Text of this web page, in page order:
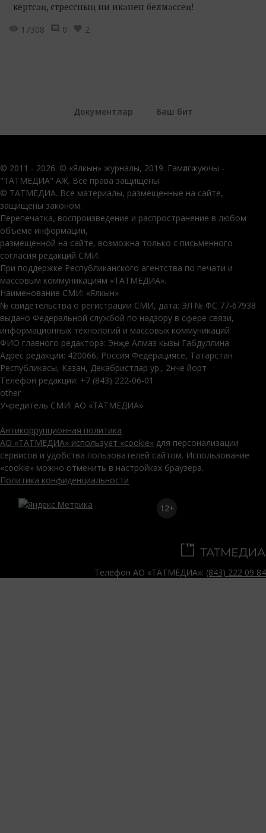
кертсәң, стрессның ни икәнен белмәссең!
17308
0 2
Документлар Баш бит
© 2011 - 2026. © «Ялкын» журналы, 2019. Гамәлгә куючы -
"ТАТМЕДИА" АҖ. Все права защищены.
© ТАТМЕДИА. Все материалы, размещенные на сайте,
защищены законом.
Перепечатка, воспроизведение и распространение в любом
объеме информации,
размещенной на сайте, возможна только с письменного
согласия редакций СМИ.
При поддержке Республиканского агентства по печати и
массовым коммуникациям «ТАТМЕДИА».
Наименование СМИ: «Ялкын»
№ свидетельства о регистрации СМИ, дата: ЭЛ № ФС 77-67938
выдано Федеральной службой по надзору в сфере связи,
информационных технологий и массовых коммуникаций
ФИО главного редактора: Энҗе Алмаз кызы Габдуллина
Адрес редакции: 420066, Россия Федерациясе, Татарстан
Республикасы, Казан, Декабристлар ур., 2нче йорт
Телефон редакции: +7 (843) 222-06-01
other
Учредитель СМИ: АО «ТАТМЕДИА»
Антикоррупционная политика
АО «ТАТМЕДИА» использует «cookie» для персонализации
сервисов и удобства пользователей сайтом. Использование
«cookie» можно отменить в настройках браузера.
Политика конфиденциальности
12+
Телефон АО «ТАТМЕДИА»: (843) 222 09 84